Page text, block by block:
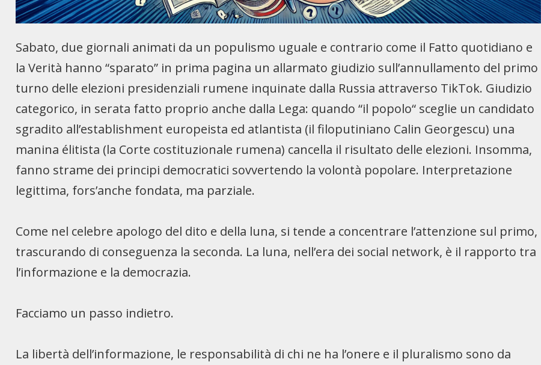
Sabato, due giornali animati da un populismo uguale e contrario come il Fatto quotidiano e
la Verità hanno “sparato” in prima pagina un allarmato giudizio sull’annullamento del primo
turno delle elezioni presidenziali rumene inquinate dalla Russia attraverso TikTok. Giudizio
categorico, in serata fatto proprio anche dalla Lega: quando “il popolo“ sceglie un candidato
sgradito all’establishment europeista ed atlantista (il filoputiniano Calin Georgescu) una
manina élitista (la Corte costituzionale rumena) cancella il risultato delle elezioni. Insomma,
fanno strame dei principi democratici sovvertendo la volontà popolare. Interpretazione
legittima, fors’anche fondata, ma parziale.
Come nel celebre apologo del dito e della luna, si tende a concentrare l’attenzione sul primo,
trascurando di conseguenza la seconda. La luna, nell’era dei social network, è il rapporto tra
l’informazione e la democrazia.
Facciamo un passo indietro.
La libertà dell’informazione, le responsabilità di chi ne ha l’onere e il pluralismo sono da